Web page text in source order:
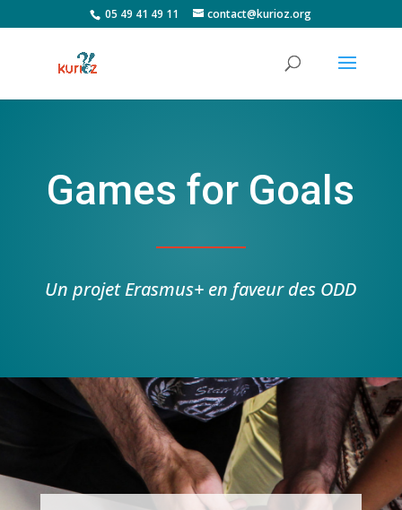
05 49 41 49 11 contact@kurioz.org
Games for Goals
Un projet Erasmus+ en faveur des ODD